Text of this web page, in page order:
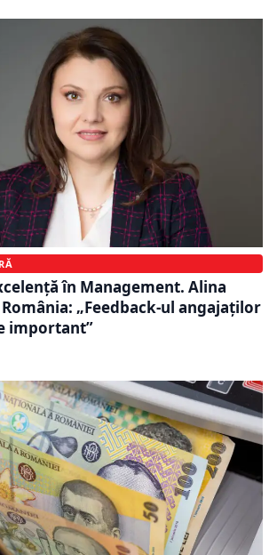
în Management. Alina
„Feedback-ul angajaților
important”